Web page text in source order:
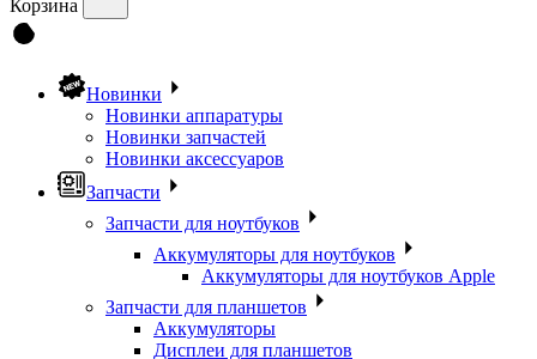
Корзина
Новинки
Новинки аппаратуры
Новинки запчастей
Новинки аксессуаров
Запчасти
Запчасти для ноутбуков
Аккумуляторы для ноутбуков
Аккумуляторы для ноутбуков Apple
Запчасти для планшетов
Аккумуляторы
Дисплеи для планшетов